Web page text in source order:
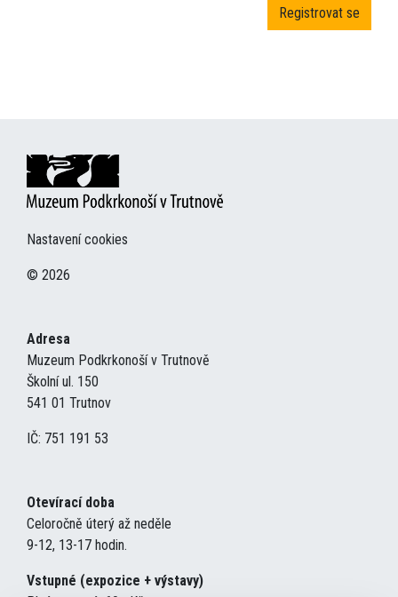
Nastavení cookies
© 2026
Adresa
Muzeum Podkrkonoší v Trutnově
Školní ul. 150
541 01 Trutnov
IČ: 751 191 53
Otevírací doba
Celoročně úterý až neděle
9-12, 13-17 hodin.
Vstupné (expozice + výstavy)